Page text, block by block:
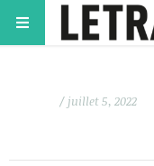
/ juillet 5, 2022